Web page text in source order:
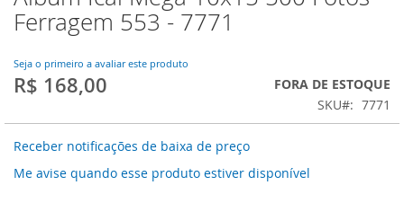
para
o
da
Galeria
Ferragem 553 - 7771
Seja o primeiro a avaliar este produto
R$ 168,00
FORA DE ESTOQUE
SKU
7771
Receber notificações de baixa de preço
Me avise quando esse produto estiver disponível